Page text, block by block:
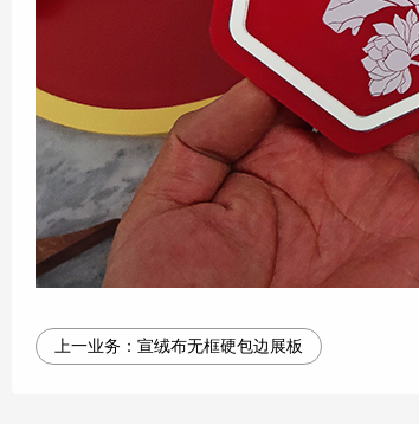
上一业务： 宣绒布无框硬包边展板